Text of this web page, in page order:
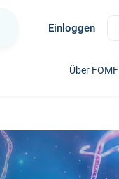
Einloggen
Über FOMF